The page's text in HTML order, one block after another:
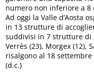
numero non inferiore a 8
Ad oggi la Valle d’Aosta
in 13 strutture di
suddivisi in 7 strutture di
Verrès (23), Morgex (12),
risalgono al 18 settembre
(d.c.)